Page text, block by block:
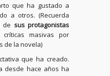
que ha gustado a
a otros. (Recuerda
de sus protagonistas
masivas por
de la novela)
que ha creado.
desde hace años ha